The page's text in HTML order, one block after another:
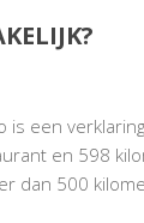
een
en 598
dan 500